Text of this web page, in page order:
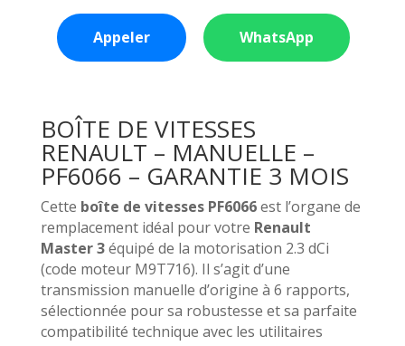
Appeler WhatsApp
BOÎTE DE VITESSES
RENAULT – MANUELLE –
PF6066 – GARANTIE 3 MOIS
Cette boîte de vitesses PF6066est l’organe de
remplacement idéal pour votre Renault
Master 3équipé de la motorisation 2.3 dCi
(code moteur M9T716). Il s’agit d’une
transmission manuelle d’origine à 6 rapports,
sélectionnée pour sa robustesse et sa parfaite
compatibilité technique avec les utilitaires